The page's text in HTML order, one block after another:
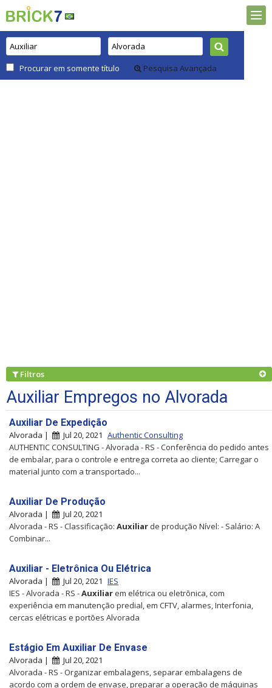
Procurar em somente título Pesquisa Avançada
Filtros
Auxiliar Empregos no Alvorada
Auxiliar De Expedição
Alvorada | Jul 20, 2021 Authentic Consulting
AUTHENTIC CONSULTING - Alvorada - RS - Conferência do pedido antes
de embalar, para o controle e entrega correta ao cliente; Carregar o
material junto com a transportado...
Auxiliar De Produção
Alvorada |
Jul 20, 2021
Alvorada - RS - Classificação: Auxiliar de produção Nível: - Salário: A
Combinar...
Auxiliar - Eletrônica Ou Elétrica
Alvorada | Jul 20, 2021 IES
IES - Alvorada - RS -Auxiliarem elétrica ou eletrõnica, com
experiência em manutenção predial, em CFTV, alarmes, Interfonia,
cercas elétricas e portões Alvorada
Estágio Em Auxiliar De Envase
Alvorada |
Jul 20, 2021
Alvorada - RS - Organizar embalagens, separar embalagens de
acordo com a ordem de envase, preparar a operação de máquinas